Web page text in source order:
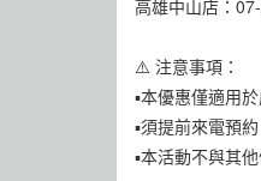
高雄中山店：
⚠️ 注意事項：
▪︎本優惠僅適用
▪︎須提前來電預
▪︎本活動不與其